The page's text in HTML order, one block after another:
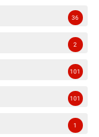
36
2
101
101
1